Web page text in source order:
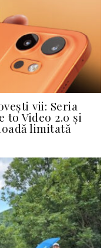
vii: Seria
to Video 2.0 și
limitată